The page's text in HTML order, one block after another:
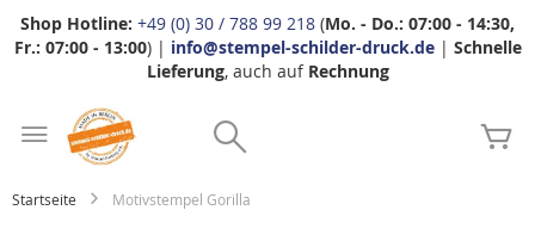
Shop Hotline: +49 (0) 30 / 788 99 218 (Mo. - Do.: 07:00 - 14:30,
Fr.: 07:00 - 13:00) | info@stempel-schilder-druck.de| Schnelle
Lieferung, auch auf Rechnung
Startseite Motivstempel Gorilla